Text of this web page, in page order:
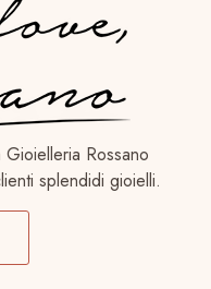
Rossano
splendidi gioielli.